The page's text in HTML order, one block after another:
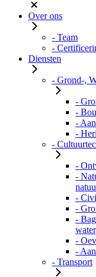
Over ons
- Team
-
Diensten
- Grond-,
-
-
-
-
-
-
-
-
-
-
-
-
- Transport